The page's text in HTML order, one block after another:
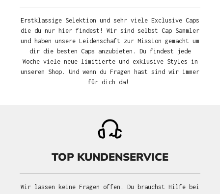
Erstklassige Selektion und sehr viele Exclusive Caps
die du nur hier findest! Wir sind selbst Cap Sammler
und haben unsere Leidenschaft zur Mission gemacht um
dir die besten Caps anzubieten. Du findest jede
Woche viele neue limitierte und exklusive Styles in
unserem Shop. Und wenn du Fragen hast sind wir immer
für dich da!
TOP KUNDENSERVICE
Wir lassen keine Fragen offen. Du brauchst Hilfe bei